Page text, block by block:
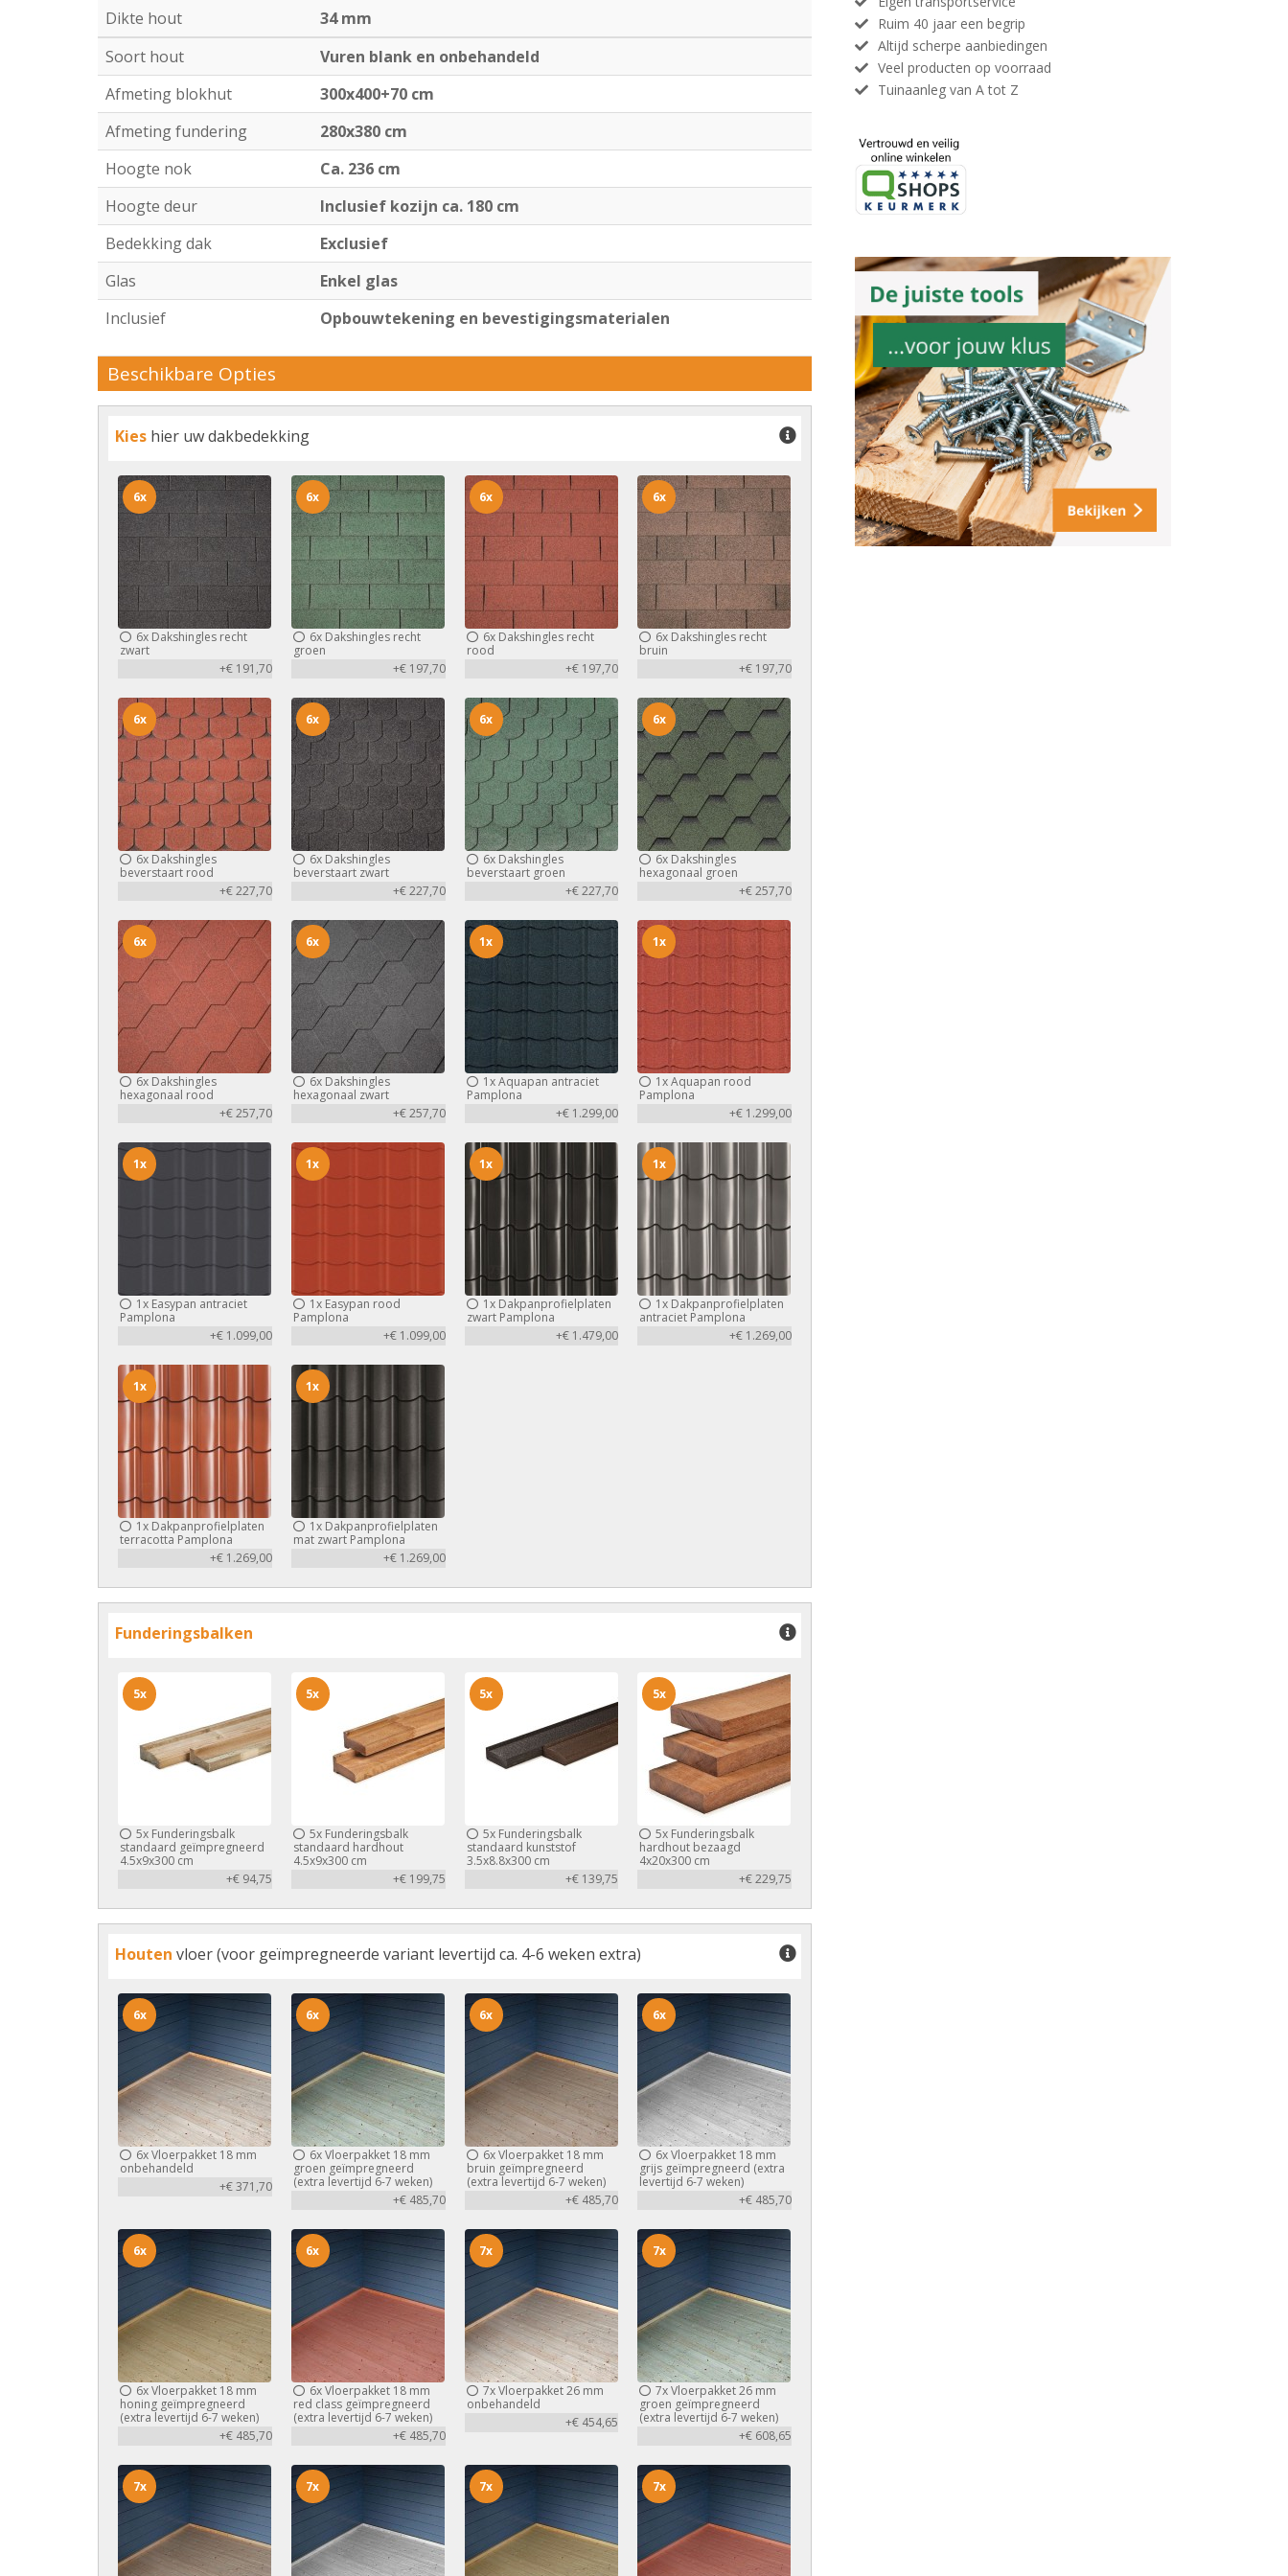
Dikte hout
34 mm
Soort hout
Vuren blank en onbehandeld
Afmeting blokhut
300x400+70 cm
Afmeting fundering
280x380 cm
Hoogte nok
Ca. 236 cm
Hoogte deur
Inclusief kozijn ca. 180 cm
Bedekking dak
Exclusief
Glas
Enkel glas
Inclusief
Opbouwtekening en bevestigingsmaterialen
Beschikbare Opties
Kies hier uw dakbedekking
6x Dakshingles recht
zwart
+€ 191,70
6x
6xDakshingles recht
groen
+€ 197,70
6x
6xDakshingles recht
rood
+€ 197,70
6x
6x Dakshingles recht
bruin
+€ 197,70
6x
6x Dakshingles
beverstaart rood
+€ 227,70
6x
6xDakshingles
beverstaart zwart
+€ 227,70
6x
6xDakshingles
beverstaart groen
+€ 227,70
6x
6x Dakshingles
hexagonaal groen
+€ 257,70
6x
6x Dakshingles
hexagonaal rood
+€ 257,70
6x
6xDakshingles
hexagonaal zwart
+€ 257,70
6x
1xAquapan antraciet
Pamplona
+€ 1.299,00
1x
1xAquapan rood
Pamplona
+€ 1.299,00
1x
1x Easypan antraciet
Pamplona
+€ 1.099,00
1x
1xEasypan rood
Pamplona
+€ 1.099,00
1x
1xDakpanprofielplaten
zwart Pamplona
+€ 1.479,00
1x
1x Dakpanprofielplaten
antraciet Pamplona
+€ 1.269,00
1x
1x Dakpanprofielplaten
terracotta Pamplona
+€ 1.269,00
1x
1xDakpanprofielplaten
mat zwart Pamplona
+€ 1.269,00
1x
Funderingsbalken
5x Funderingsbalk
standaard geïmpregneerd
4.5x9x300 cm
+€ 94,75
5x
5xFunderingsbalk
standaard hardhout
4.5x9x300 cm
+€ 199,75
5x
5xFunderingsbalk
standaard kunststof
3.5x8.8x300 cm
+€ 139,75
5x
5x Funderingsbalk
hardhout bezaagd
4x20x300 cm
+€ 229,75
5x
Houten vloer (voor geïmpregneerde variant levertijd ca. 4-6 weken extra)
6xVloerpakket 18 mm
onbehandeld
+€ 371,70
6x
6xVloerpakket 18 mm
groen geïmpregneerd
(extra levertijd 6-7 weken)
+€ 485,70
6x
6xVloerpakket 18 mm
bruin geïmpregneerd
(extra levertijd 6-7 weken)
+€ 485,70
6x
6xVloerpakket 18 mm
grijs geïmpregneerd (extra
levertijd 6-7 weken)
+€ 485,70
6x
6xVloerpakket 18 mm
honing geïmpregneerd
(extra levertijd 6-7 weken)
+€ 485,70
6x
6xVloerpakket 18 mm
red class geïmpregneerd
(extra levertijd 6-7 weken)
+€ 485,70
6x
7xVloerpakket 26 mm
onbehandeld
+€ 454,65
7x
7xVloerpakket 26 mm
groen geïmpregneerd
(extra levertijd 6-7 weken)
+€ 608,65
7x
7x 7x 7x 7x
Ruim 40 jaar een begrip
Altijd scherpe aanbiedingen
Veel producten op voorraad
Tuinaanleg van A tot Z